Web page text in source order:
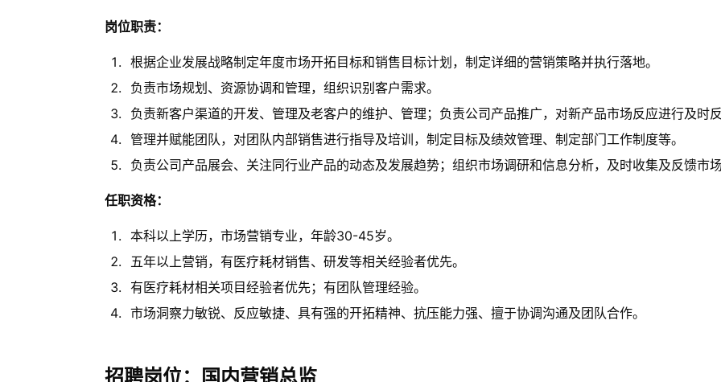
岗位职责：
根据企业发展战略制定年度市场开拓目标和销售目标计划，制定详细的营销策略并执行落地。
负责市场规划、资源协调和管理，组织识别客户需求。
负责新客户渠道的开发、管理及老客户的维护、管理；负责公司产品推广，对新产品市场反应进行及时反
管理并赋能团队，对团队内部销售进行指导及培训，制定目标及绩效管理、制定部门工作制度等。
负责公司产品展会、关注同行业产品的动态及发展趋势；组织市场调研和信息分析，及时收集及反馈市
任职资格：
本科以上学历，市场营销专业，年龄30-45岁。
五年以上营销，有医疗耗材销售、研发等相关经验者优先。
有医疗耗材相关项目经验者优先；有团队管理经验。
市场洞察力敏锐、反应敏捷、具有强的开拓精神、抗压能力强、擅于协调沟通及团队合作。
招聘岗位：国内营销总监